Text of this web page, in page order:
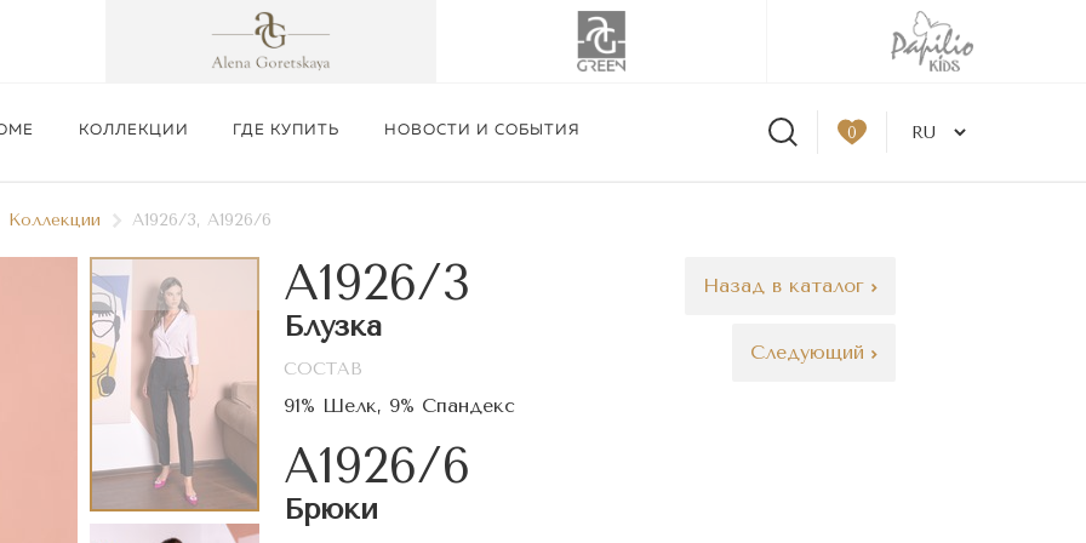
КОЛЛЕКЦИИ ГДЕ КУПИТЬ НОВОСТИ И СОБЫТИЯ 0
Коллекции A1926/3, A1926/6
A1926/3
Блузка
СОСТАВ
91% Шелк, 9% Спандекс
A1926/6
Брюки
Назад в каталог
Следующий